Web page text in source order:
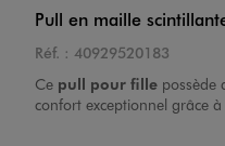
Pull en maille
Réf. : 40929520183
Ce pull pour fille possède
confort exceptionnel grâce